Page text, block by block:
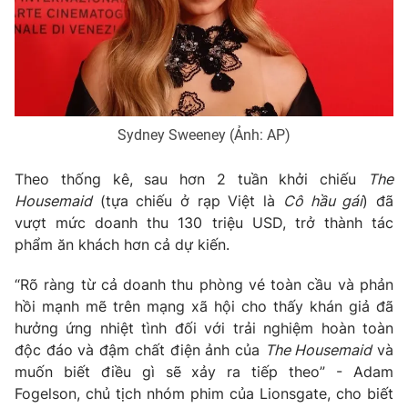
Phim VTV
Hậu trường
Nhân vật
Khán giả
Giải trí
Âm nhạc
Đời sống
Du lịch
Chất lượng cuộc sống
Tuyển sinh
Học trực tuyến
Công nghệ
Hitech Công nghệ tương lai
Sản phẩm
Thị trường
Tư vấn
Giao lưu trực tuyến
Lịch phát sóng
Chuyên mục khác
Emagazine Podcast
Sydney Sweeney (Ảnh: AP)
Theo thống kê, sau hơn 2 tuần khởi chiếu
The
Housemaid(tựa chiếu ở rạp Việt là Cô hầu gái) đã
vượt mức doanh thu 130 triệu USD, trở thành tác
phẩm ăn khách hơn cả dự kiến.
“Rõ ràng từ cả doanh thu phòng vé toàn cầu và phản
hồi mạnh mẽ trên mạng xã hội cho thấy khán giả đã
hưởng ứng nhiệt tình đối với trải nghiệm hoàn toàn
độc đáo và đậm chất điện ảnh của The Housemaidvà
muốn biết điều gì sẽ xảy ra tiếp theo” - Adam
Fogelson, chủ tịch nhóm phim của Lionsgate, cho biết